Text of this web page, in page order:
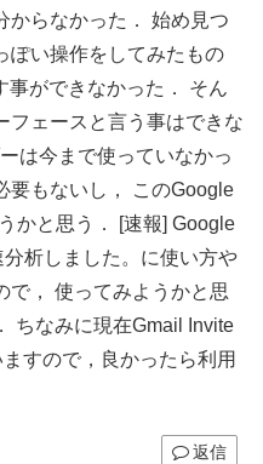
からなかった． 始め見つ
ぽい操作をしてみたもの
ができなかった． そん
フェースと言う事はできな
は今まで使っていなかっ
要もないし， このGoogle
かと思う． [速報] Google
析しました。に使い方や
で， 使ってみようかと思
ちなみに現在Gmail Invite
すので，良かったら利用
返信